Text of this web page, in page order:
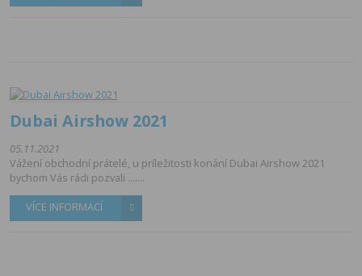
Dubai Airshow 2021
05.11.2021
Vážení obchodní prátelé, u príležitosti konání Dubai Airshow 2021
bychom Vás rádi pozvali .......
VÍCE INFORMACÍ